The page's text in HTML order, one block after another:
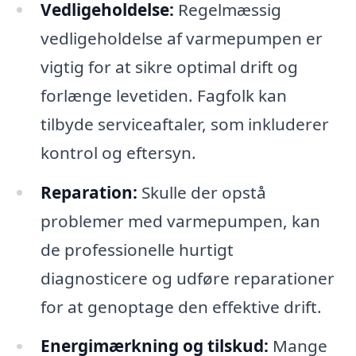
Vedligeholdelse: Regelmæssig
vedligeholdelse af varmepumpen er
vigtig for at sikre optimal drift og
forlænge levetiden. Fagfolk kan
tilbyde serviceaftaler, som inkluderer
kontrol og eftersyn.
Reparation: Skulle der opstå
problemer med varmepumpen, kan
de professionelle hurtigt
diagnosticere og udføre reparationer
for at genoptage den effektive drift.
Energimærkning og tilskud: Mange